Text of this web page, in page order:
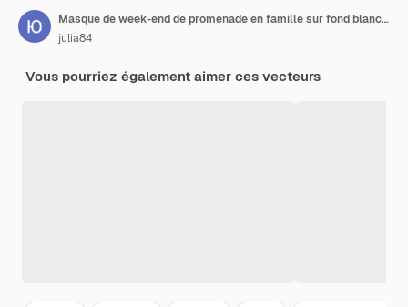
Masque de week-end de promenade en famille sur fond blanc Dessin animé maman et fils sont masqués Week-end de vacances Illustration vectorielle à plat Une famille heureuse
julia84
Vous pourriez également aimer ces vecteurs